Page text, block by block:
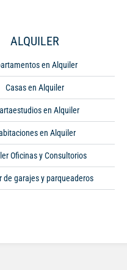
ALQUILER
en Alquiler
Casas en Alquiler
en Alquiler
en Alquiler
Oficinas y Consultorios
de garajes y parqueaderos